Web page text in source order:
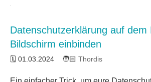
Datenschutzerklärung auf dem
Bildschirm einbinden
01.03.2024 Thordis